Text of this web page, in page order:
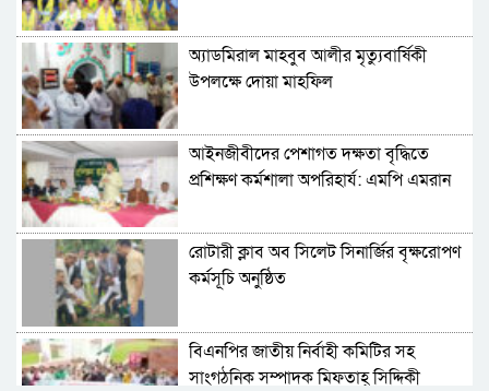
অ্যাডমিরাল মাহবুব আলীর মৃত্যুবার্ষিকী
উপলক্ষে দোয়া মাহফিল
‎আইনজীবীদের পেশাগত দক্ষতা বৃদ্ধিতে
প্রশিক্ষণ কর্মশালা অপরিহার্য: এমপি এমরান
রোটারী ক্লাব অব সিলেট সিনার্জির বৃক্ষরোপণ
কর্মসূচি অনুষ্ঠিত
বিএনপির জাতীয় নির্বাহী কমিটির সহ
সাংগঠনিক সম্পাদক মিফতাহ্ সিদ্দিকী